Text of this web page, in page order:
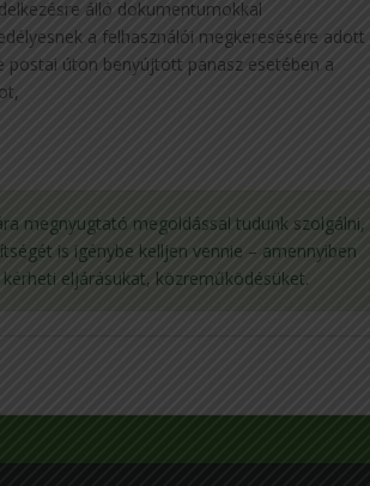
álló dokumentumokkal
a felhasználói megkeresésére adott
postai úton benyújtott panasz esetében a
megnyugtató megoldással tudunk szolgálni,
is igénybe kelljen vennie – amennyiben
eljárásukat, közreműködésüket.